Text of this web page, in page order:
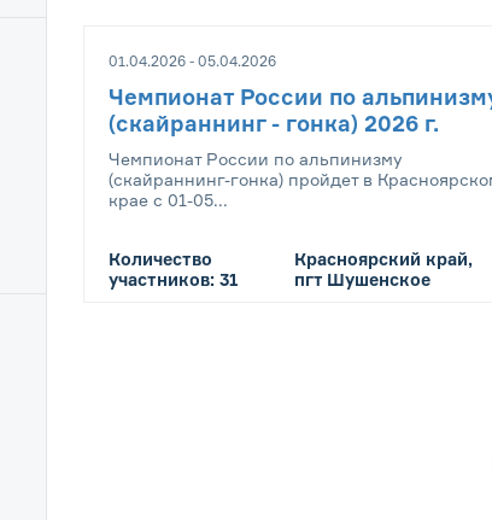
01.04.2026 - 05.04.2026
Чемпионат России по
(скайраннинг - гонка) 2026 г.
Чемпионат России по альпинизму
(скайраннинг-гонка) пройдет в
крае с 01-05...
Количество
участников: 31
Красноярский край,
пгт Шушенское